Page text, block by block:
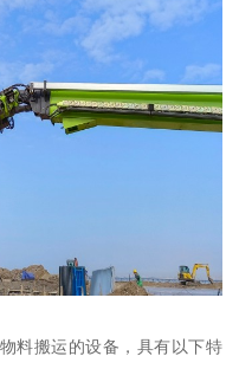
料搬运的设备，具有以下特